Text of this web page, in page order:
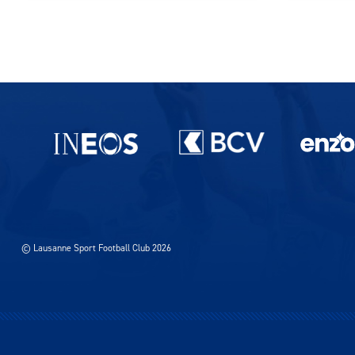
Partenaires du lausanne-Sport
© Lausanne Sport Football Club 2026